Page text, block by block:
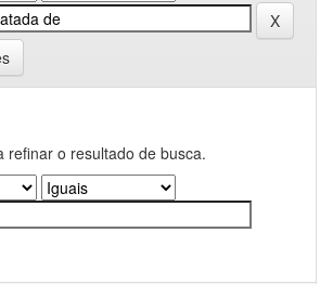
refinar o resultado de busca.